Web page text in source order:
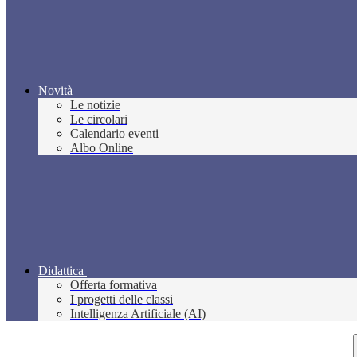
Novità
Le notizie
Le circolari
Calendario eventi
Albo Online
Didattica
Offerta formativa
I progetti delle classi
Intelligenza Artificiale (AI)